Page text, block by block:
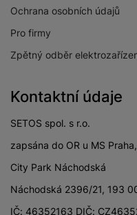
Ochrana osobních údajů
Pro firmy
Zpětný odběr
Kontaktní údaje
SETOS spol. s r.o.
zapsána do OR u MS
City Park Náchodská
Náchodská 2396/21, 193
IČ: 46352163 DIČ: